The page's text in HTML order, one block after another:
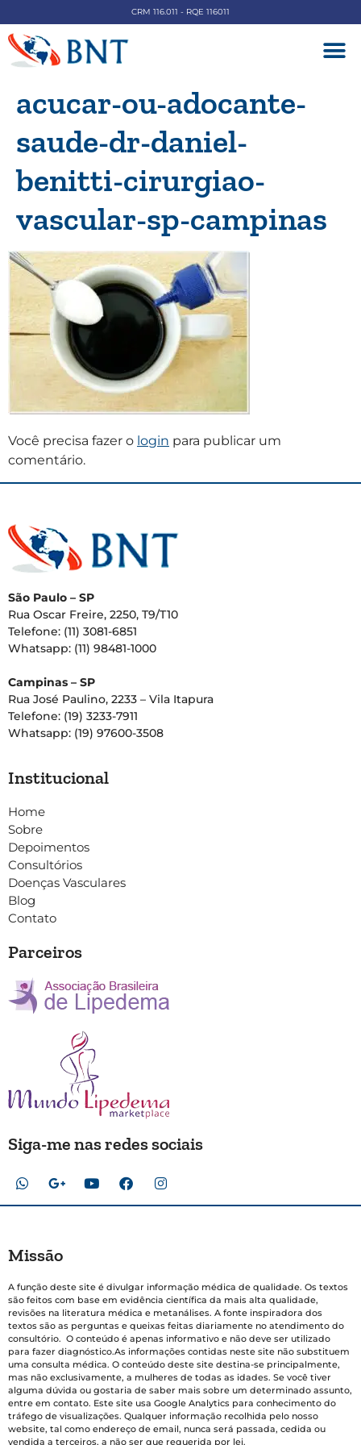
CRM 116.011 - RQE 116011
acucar-ou-adocante-
saude-dr-daniel-
benitti-cirurgiao-
vascular-sp-campinas
Você precisa fazer o login para publicar um
comentário.
São Paulo – SP
Rua Oscar Freire, 2250, T9/T10
Telefone: (11) 3081-6851
Whatsapp: (11) 98481-1000
Campinas – SP
Rua José Paulino, 2233 – Vila Itapura
Telefone: (19) 3233-7911
Whatsapp: (19) 97600-3508
Institucional
Home
Sobre
Depoimentos
Consultórios
Doenças Vasculares
Blog
Contato
Parceiros
Siga-me nas redes sociais
Missão
A função deste site é divulgar informação médica de qualidade. Os textos
são feitos com base em evidência científica da mais alta qualidade,
revisões na literatura médica e metanálises. A fonte inspiradora dos
textos são as perguntas e queixas feitas diariamente no atendimento do
consultório. O conteúdo é apenas informativo e não deve ser utilizado
para fazer diagnóstico.As informações contidas neste site não substituem
uma consulta médica. O conteúdo deste site destina-se principalmente,
mas não exclusivamente, a mulheres de todas as idades. Se você tiver
alguma dúvida ou gostaria de saber mais sobre um determinado assunto,
entre em contato. Este site usa Google Analytics para conhecimento do
tráfego de visualizações. Qualquer informação recolhida pelo nosso
website, tal como endereço de email, nunca será passada, cedida ou
vendida a terceiros, a não ser que requerida por lei.